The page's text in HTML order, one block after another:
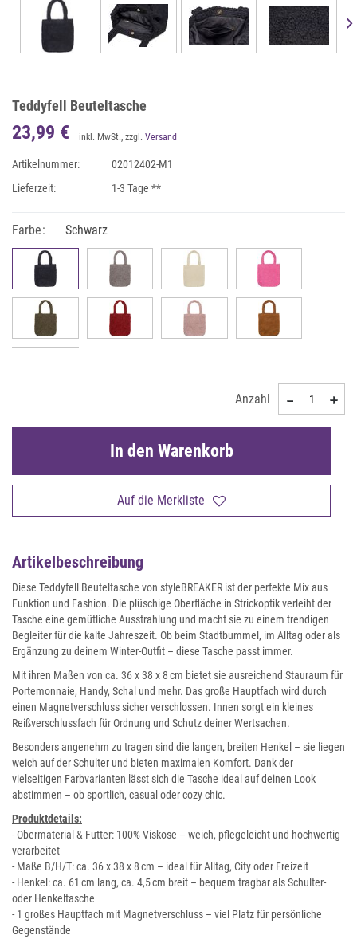
Teddyfell Beuteltasche
23,99 € inkl. MwSt., zzgl. Versand
Artikelnummer:
02012402-M1
Lieferzeit:
1-3 Tage **
Farbe: Schwarz
Anzahl
Auf die Merkliste
In den Warenkorb
Artikelbeschreibung
Diese Teddyfell Beuteltasche von styleBREAKER ist der perfekte Mix aus
Funktion und Fashion. Die plüschige Oberfläche in Strickoptik verleiht der
Tasche eine gemütliche Ausstrahlung und macht sie zu einem trendigen
Begleiter für die kalte Jahreszeit. Ob beim Stadtbummel, im Alltag oder als
Ergänzung zu deinem Winter-Outfit – diese Tasche passt immer.
Mit ihren Maßen von ca. 36 x 38 x 8 cm bietet sie ausreichend Stauraum für
Portemonnaie, Handy, Schal und mehr. Das große Hauptfach wird durch
einen Magnetverschluss sicher verschlossen. Innen sorgt ein kleines
Reißverschlussfach für Ordnung und Schutz deiner Wertsachen.
Besonders angenehm zu tragen sind die langen, breiten Henkel – sie liegen
weich auf der Schulter und bieten maximalen Komfort. Dank der
vielseitigen Farbvarianten lässt sich die Tasche ideal auf deinen Look
abstimmen – ob sportlich, casual oder cozy chic.
Produktdetails:
- Obermaterial & Futter: 100% Viskose – weich, pflegeleicht und hochwertig
verarbeitet
- Maße B/H/T: ca. 36 x 38 x 8 cm – ideal für Alltag, City oder Freizeit
- Henkel: ca. 61 cm lang, ca. 4,5 cm breit – bequem tragbar als Schulter-
oder Henkeltasche
- 1 großes Hauptfach mit Magnetverschluss – viel Platz für persönliche
Gegenstände